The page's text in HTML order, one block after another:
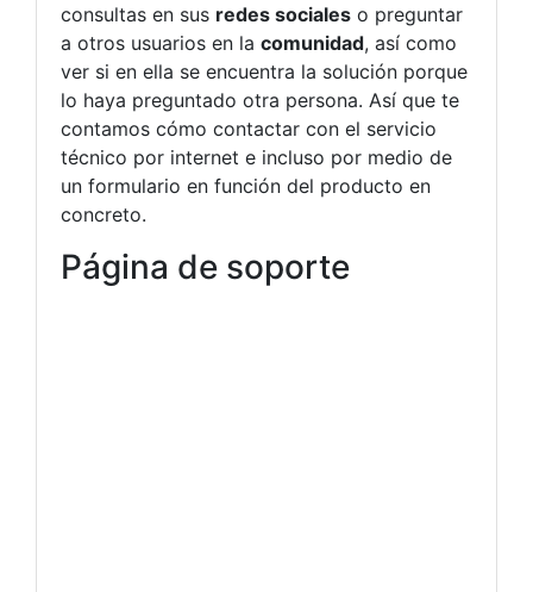
consultas en sus redes sociales o preguntar
a otros usuarios en la comunidad, así como
ver si en ella se encuentra la solución porque
lo haya preguntado otra persona. Así que te
contamos cómo contactar con el servicio
técnico por internet e incluso por medio de
un formulario en función del producto en
concreto.
Página de soporte